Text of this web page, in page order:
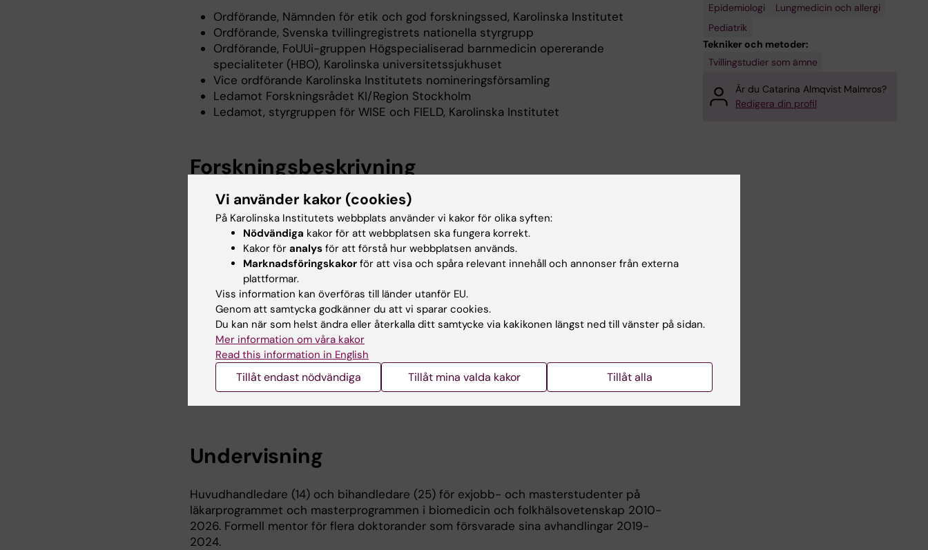
Ordförande, Nämnden för etik och god forskningssed, Karolinska Institutet
Ordförande, Svenska tvillingregistrets nationella styrgrupp
Ordförande, FoUUi-gruppen Högspecialiserad barnmedicin opererande
specialiteter (HBO), Karolinska universitetssjukhuset
Vice ordförande Karolinska Institutets nomineringsförsamling
Ledamot Forskningsrådet KI/Region Stockholm
Ledamot, styrgruppen för WISE och FIELD, Karolinska Institutet
Forskningsbeskrivning
Min forskning handlar om faktorer i arv och miljö som utgör orsaker till och
konsekvenser av astma och andra vanliga barnsjukdomar, liksom samsjuklighet mellan
olika sjukdomsgrupper. Våra studier utgår ofta från nationella register i kombination med
kliniska, genetiska och molekylära data och vi har särskild expertis inom familjedesign,
tvilling- och syskonstudier. Vi har även pågående projekt för att behandla orosrelaterad
astma med kognitiv beteendeterapi och har stora nationella och internationella
samarbeten.
Mer information finns på vår forskargrupps hemsida med länk ovan.
Huvudhandledare för 7 doktorander som har disputerat, 2 pågående.
Bihandledare för 9 doktorander som har disputerat, 4 pågående.
Handledare för 15 post-docs.
Undervisning
Huvudhandledare (14) och bihandledare (25) för exjobb- och masterstudenter på
läkarprogrammet och masterprogrammen i biomedicin och folkhälsovetenskap 2010-
2026. Formell mentor för flera doktorander som försvarade sina avhandlingar 2019-
2024.
Epidemiologi
Lungmedicin och allergi
Pediatrik
Tekniker och metoder:
Tvillingstudier som ämne
Är du Catarina Almqvist Malmros?
Redigera din profil
Vi använder kakor (cookies)
På Karolinska Institutets webbplats använder vi kakor för olika syften:
Nödvändiga kakor för att webbplatsen ska fungera korrekt.
Kakor för analys för att förstå hur webbplatsen används.
Marknadsföringskakor för att visa och spåra relevant innehåll och annonser från externa
plattformar.
Viss information kan överföras till länder utanför EU.
Genom att samtycka godkänner du att vi sparar cookies.
Du kan när som helst ändra eller återkalla ditt samtycke via kakikonen längst ned till vänster på sidan.
Mer information om våra kakor
Read this information in English
Tillåt endast nödvändiga Tillåt mina valda kakor Tillåt alla